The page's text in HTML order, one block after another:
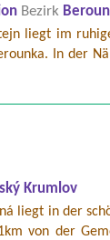
Bezirk Beroun
liegt im
In der
Krumlov
liegt in der
von der